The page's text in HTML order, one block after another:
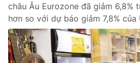
Tổng Biên tập:Vũ Thanh Thủy
Phó Tổng Biên tập:Nguyễn Thị Mỹ
Nguyễn Trọng Ninh
Tổng đài VTV:024.38 355 931 -
châu Âu Eurozone đã giảm 6,8%
hơn so với dự báo giảm 7,8% của